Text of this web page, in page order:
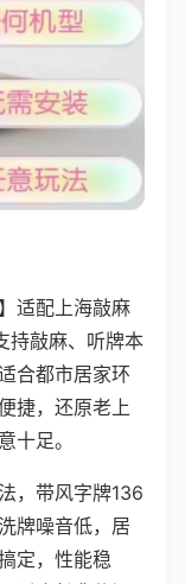
适配上海敲麻
持敲麻、听牌本
合都市居家环
捷，还原老上
十足。
，带风字牌136
牌噪音低，居
定，性能稳